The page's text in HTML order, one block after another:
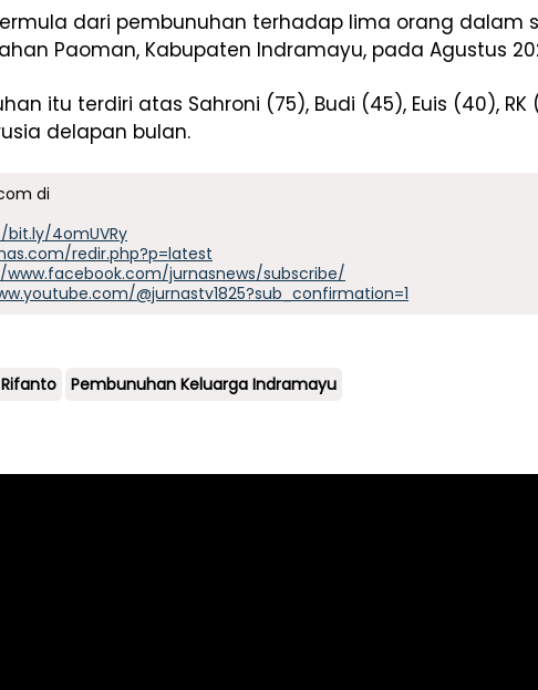
dari pembunuhan terhadap lima orang dalam
Paoman, Kabupaten Indramayu, pada Agustus
itu terdiri atas Sahroni (75), Budi (45), Euis (40), RK
delapan bulan.
di
4omUVRy
redir.php?p=latest
jurnasnews/subscribe/
@jurnastv1825?sub_confirmation=1
Pembunuhan Keluarga Indramayu